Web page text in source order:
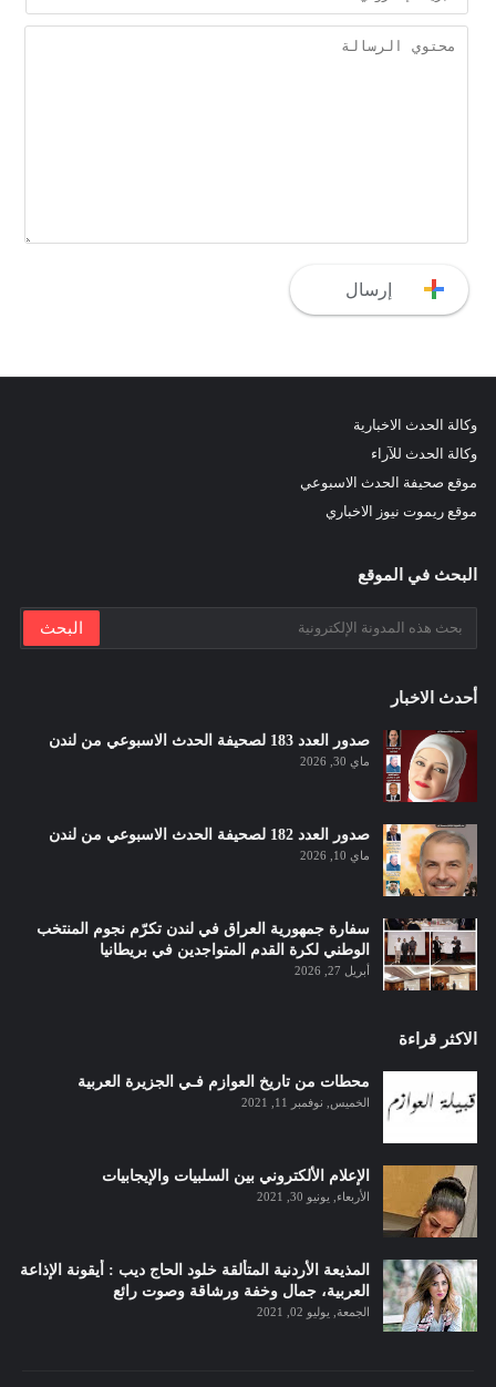
وكالة الحدث الاخبارية
وكالة الحدث للآراء
موقع صحيفة الحدث الاسبوعي
موقع ريموت نيوز الاخباري
البحث في الموقع
أحدث الاخبار
صدور العدد 183 لصحيفة الحدث الاسبوعي من لندن
ماي 30, 2026
صدور العدد 182 لصحيفة الحدث الاسبوعي من لندن
ماي 10, 2026
سفارة جمهورية العراق في لندن تكرّم نجوم المنتخب
الوطني لكرة القدم المتواجدين في بريطانيا
أبريل 27, 2026
الاكثر قراءة
محطات من تاريخ العوازم فـي الجزيرة العربية
الخميس, نوفمبر 11, 2021
الإعلام الألكتروني بين السلبيات والإيجابيات
الأربعاء, يونيو 30, 2021
المذيعة الأردنية المتألقة خلود الحاج ديب : أيقونة الإذاعة
العربية، جمال وخفة ورشاقة وصوت رائع
الجمعة, يوليو 02, 2021